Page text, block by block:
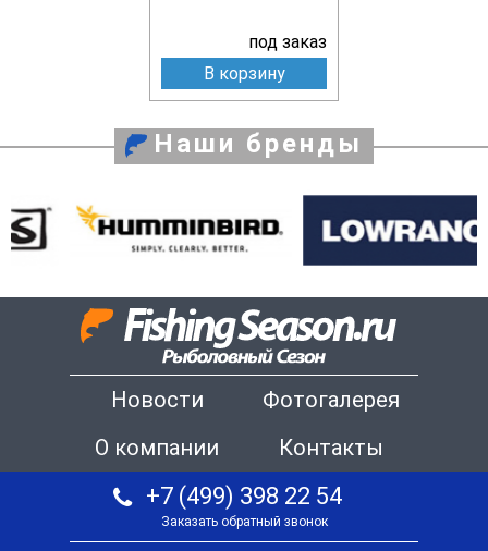
под заказ
В корзину
Наши бренды
Новости
Фотогалерея
О компании
Контакты
+7 (499) 398 22 54
Заказать обратный звонок